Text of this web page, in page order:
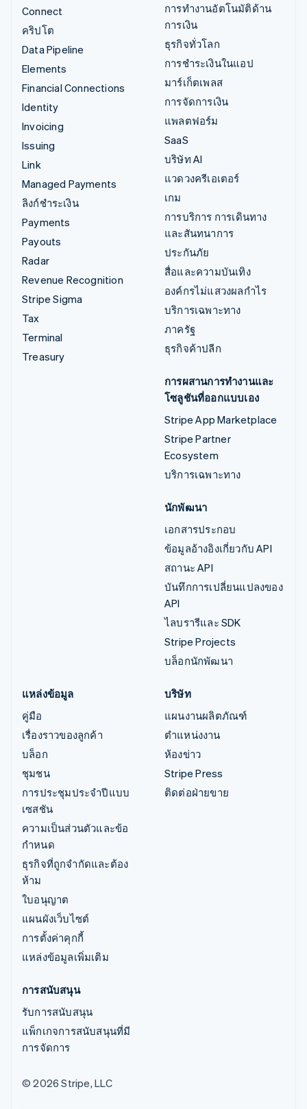
Connect
คริปโต
Data Pipeline
Elements
Financial Connections
Identity
Invoicing
Issuing
Link
Managed Payments
ลิงก์ชำระเงิน
Payments
Payouts
Radar
Revenue Recognition
Stripe Sigma
Tax
Terminal
Treasury
การทำงานอัตโนมัติด้าน
การเงิน
ธุรกิจทั่วโลก
การชำระเงินในแอป
มาร์เก็ตเพลส
การจัดการเงิน
แพลตฟอร์ม
SaaS
บริษัท AI
แวดวงครีเอเตอร์
เกม
การบริการ การเดินทาง
และสันทนาการ
ประกันภัย
สื่อและความบันเทิง
องค์กรไม่แสวงผลกำไร
บริการเฉพาะทาง
ภาครัฐ
ธุรกิจค้าปลีก
การผสานการทำงานและ
โซลูชันที่ออกแบบเอง
Stripe App Marketplace
Stripe Partner
Ecosystem
บริการเฉพาะทาง
นักพัฒนา
เอกสารประกอบ
ข้อมูลอ้างอิงเกี่ยวกับ API
สถานะ API
บันทึกการเปลี่ยนแปลงของ
API
ไลบรารีและ SDK
Stripe Projects
บล็อกนักพัฒนา
แหล่งข้อมูล
คู่มือ
เรื่องราวของลูกค้า
บล็อก
ชุมชน
การประชุมประจำปีแบบ
เซสชัน
ความเป็นส่วนตัวและข้อ
กำหนด
ธุรกิจที่ถูกจำกัดและต้อง
ห้าม
ใบอนุญาต
แผนผังเว็บไซต์
การตั้งค่าคุกกี้
แหล่งข้อมูลเพิ่มเติม
บริษัท
แผนงานผลิตภัณฑ์
ตำแหน่งงาน
ห้องข่าว
Stripe Press
ติดต่อฝ่ายขาย
การสนับสนุน
รับการสนับสนุน
แพ็กเกจการสนับสนุนที่มี
การจัดการ
© 2026 Stripe, LLC